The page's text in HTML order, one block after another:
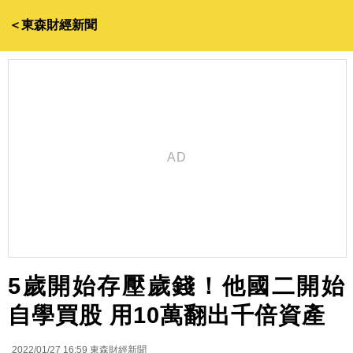
＜東森財經新聞
5歲開始存壓歲錢！他國二開始
自學買股 用10萬翻出千倍資產
2022/01/27 16:59 東森財經新聞